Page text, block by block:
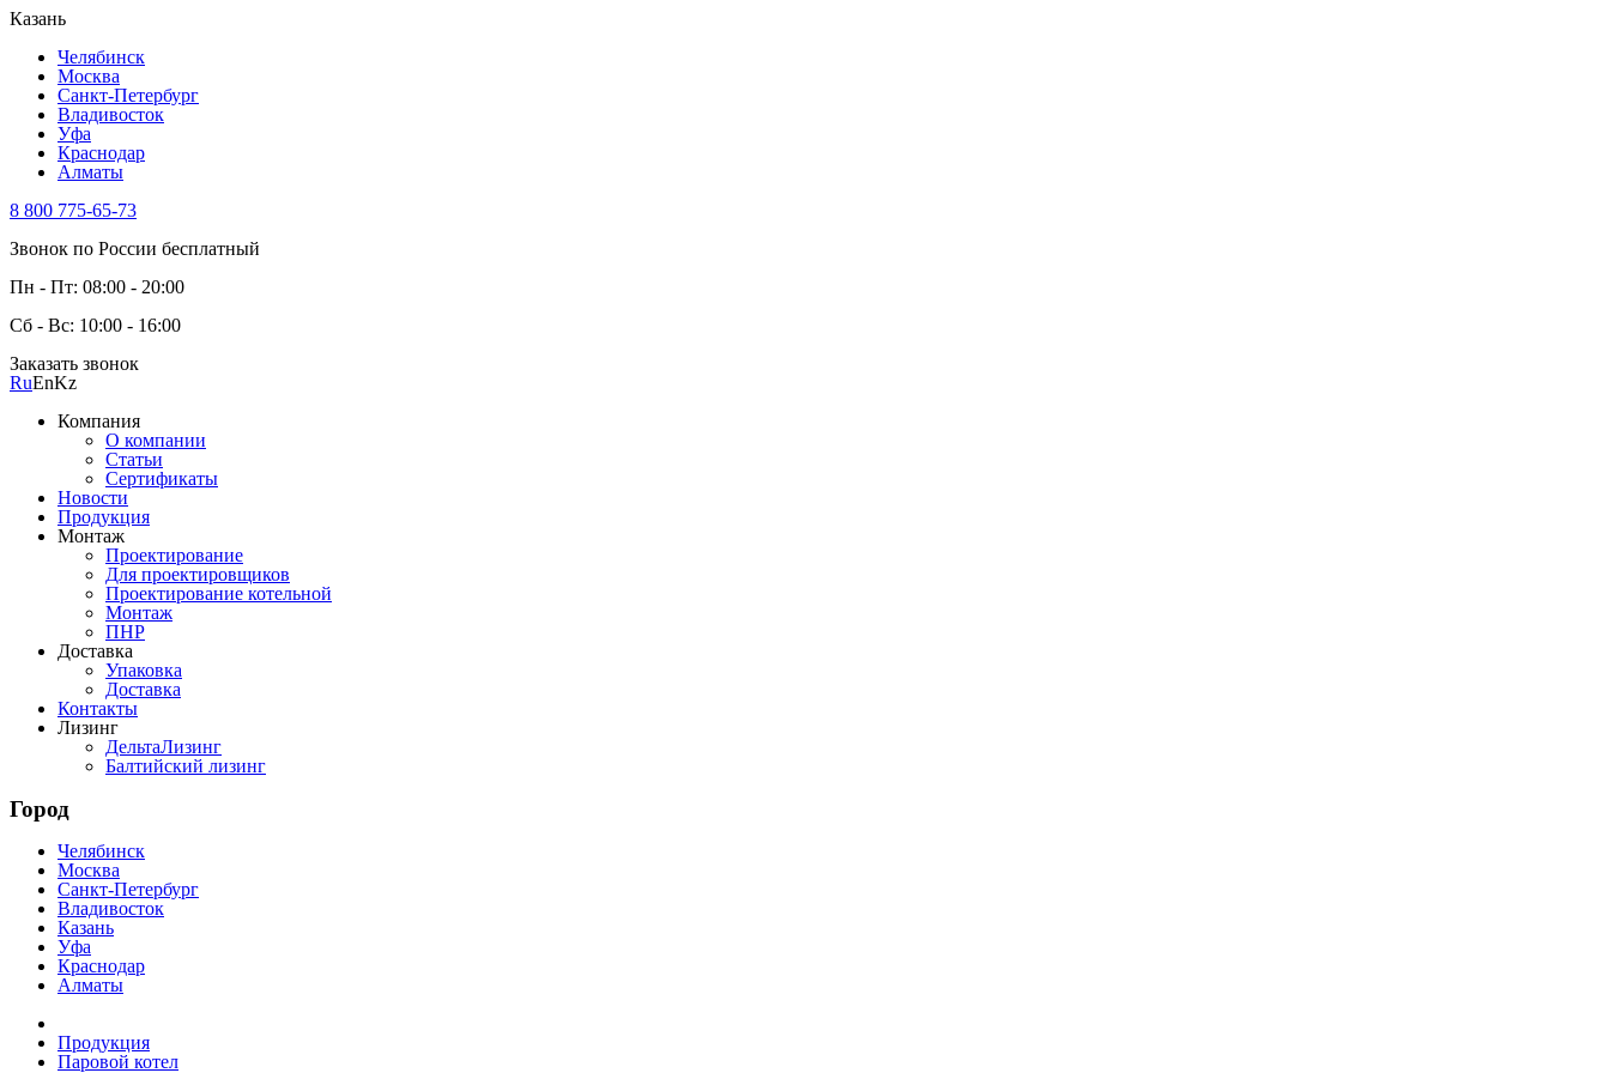
Казань
Челябинск
Москва
Санкт-Петербург
Владивосток
Уфа
Краснодар
Алматы
8 800 775-65-73
Звонок по России бесплатный
Пн - Пт: 08:00 - 20:00
Сб - Вс: 10:00 - 16:00
Заказать звонок
RuEnKz
Компания
О компании
Статьи
Сертификаты
Новости
Продукция
Монтаж
Проектирование
Для проектировщиков
Проектирование котельной
Монтаж
ПНР
Доставка
Упаковка
Доставка
Контакты
Лизинг
ДельтаЛизинг
Балтийский лизинг
Город
Челябинск
Москва
Санкт-Петербург
Владивосток
Казань
Уфа
Краснодар
Алматы
Продукция
Паровой котел